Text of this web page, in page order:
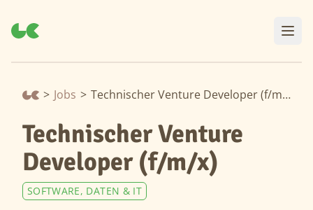
> Jobs > Technischer Venture Developer (f/m/x)
Technischer Venture
Developer (f/m/x)
SOFTWARE, DATEN & IT